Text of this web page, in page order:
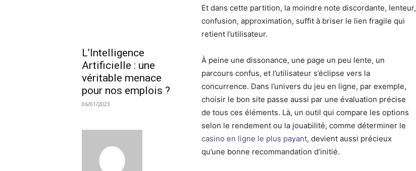
L’Intelligence
Artificielle : une
véritable menace
pour nos emplois ?
06/01/2023
Et dans cette partition, la moindre note discordante, lenteur,
confusion, approximation, suffit à briser le lien fragile qui
retient l’utilisateur.
À peine une dissonance, une page un peu lente, un
parcours confus, et l’utilisateur s’éclipse vers la
concurrence. Dans l’univers du jeu en ligne, par exemple,
choisir le bon site passe aussi par une évaluation précise
de tous ces éléments. Là, un outil qui compare les options
selon le rendement ou la jouabilité, comme déterminer le
casino en ligne le plus payant, devient aussi précieux
qu’une bonne recommandation d’initié.